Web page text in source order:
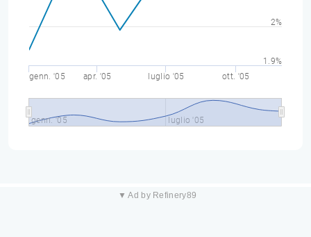
genn. '05 apr. '05 luglio '05 ott. '05
genn. '05 luglio '05
1.9%
2%
▼ Ad by Refinery89